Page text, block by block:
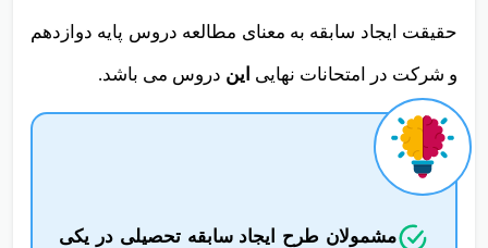
حقیقت ایجاد سابقه به معنای مطالعه دروس پایه دوازدهم
و شرکت در امتحانات نهایی این دروس می باشد.
مشمولان طرح ایجاد سابقه تحصیلی در یکی